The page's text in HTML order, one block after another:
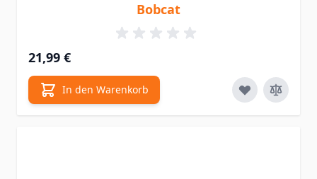
Bobcat
21,99 €
In den Warenkorb